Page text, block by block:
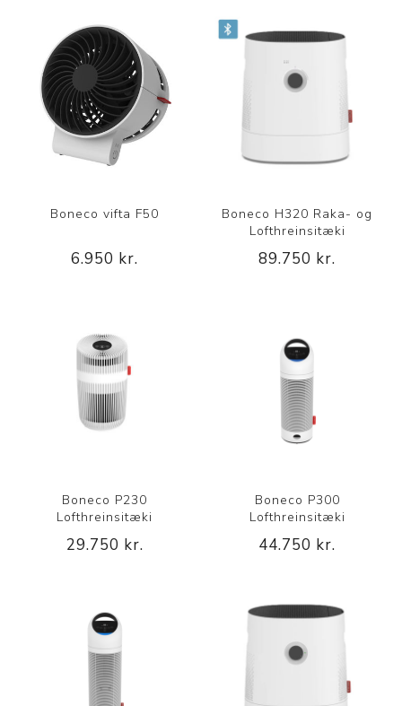
Boneco vifta F50
6.950 kr.
Boneco H320 Raka- og
Lofthreinsitæki
89.750 kr.
Boneco P230
Lofthreinsitæki
29.750 kr.
Boneco P300
Lofthreinsitæki
44.750 kr.